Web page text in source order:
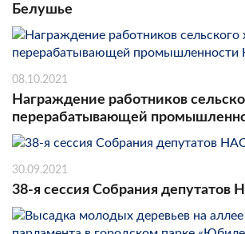
Белушье
08.10.2021
Награждение работников
перерабатывающей
30.09.2021
38-я сессия Собрания депутатов